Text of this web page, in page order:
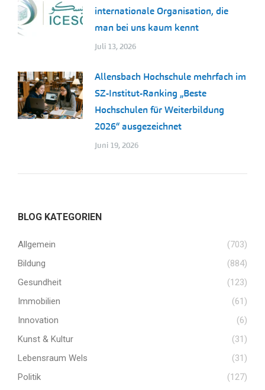
internationale Organisation, die
man bei uns kaum kennt
Juli 13, 2026
Allensbach Hochschule mehrfach im
SZ-Institut-Ranking „Beste
Hochschulen für Weiterbildung
2026“ ausgezeichnet
Juni 19, 2026
BLOG KATEGORIEN
Allgemein
(703)
Bildung
(884)
Gesundheit
(123)
Immobilien
(61)
Innovation
(6)
Kunst & Kultur
(31)
Lebensraum Wels
(31)
Politik
(127)